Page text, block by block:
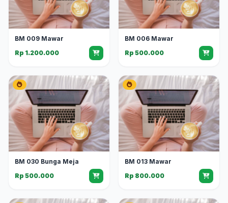
BM 009 Mawar
Rp 1.200.000
BM 006 Mawar
Rp 500.000
BM 030 Bunga Meja
Rp 500.000
BM 013 Mawar
Rp 800.000